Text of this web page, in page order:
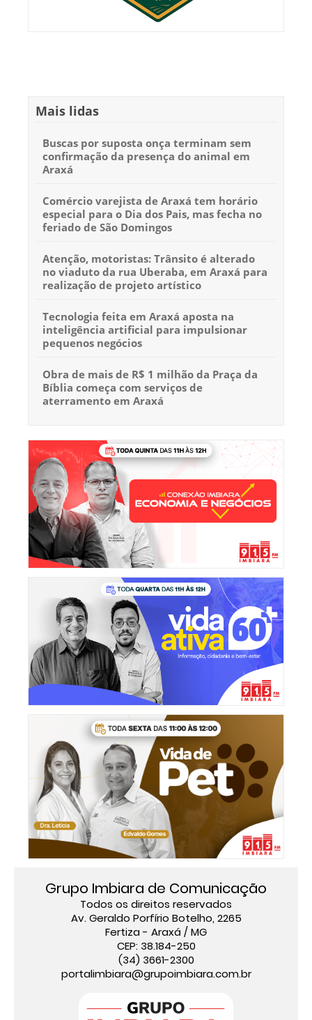
Mais lidas
Buscas por suposta onça terminam sem
confirmação da presença do animal em
Araxá
Comércio varejista de Araxá tem horário
especial para o Dia dos Pais, mas fecha no
feriado de São Domingos
Atenção, motoristas: Trânsito é alterado
no viaduto da rua Uberaba, em Araxá para
realização de projeto artístico
Tecnologia feita em Araxá aposta na
inteligência artificial para impulsionar
pequenos negócios
Obra de mais de R$ 1 milhão da Praça da
Bíblia começa com serviços de
aterramento em Araxá
Grupo Imbiara de Comunicação
Todos os direitos reservados
Av. Geraldo Porfírio Botelho, 2265
Fertiza - Araxá / MG
CEP: 38.184-250
(34) 3661-2300
portalimbiara@grupoimbiara.com.br